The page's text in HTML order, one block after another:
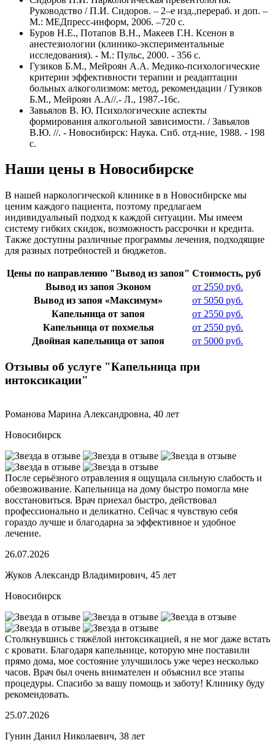
Руководство / П.И. Сидоров. – 2–е изд.,перераб. и доп. –
М.: МЕДпресс-информ, 2006. –720 с.
Буров Н.Е., Потапов В.Н., Макеев Г.Н. Ксенон в
анестезиологии (клинико-экспериментальные
исследования). - М.: Пульс, 2000. - 356 с.
Гузиков Б.М., Мейроян А.А. Медико-психологические
критерии эффективности терапии и реадаптации
больных алкоголизмом: метод, рекомендации / Гузиков
Б.М., Мейроян А.А//.- Л., 1987.-16с.
Завьялов В. Ю. Психологические аспекты
формирования алкогольной зависимости. / Завьялов
В.Ю. //. - Новосибирск: Наука. Сиб. отд-ние, 1988. - 198
с.
Наши цены в Новосибирске
В нашей наркологической клинике в в Новосибирске мы
ценим каждого пациента, поэтому предлагаем
индивидуальный подход к каждой ситуации. Мы имеем
систему гибких скидок, возможность рассрочки и кредита.
Также доступны различные программы лечения, подходящие
для разных потребностей и бюджетов.
Цены по направлению "Вывод из запоя" Стоимость, руб
Вывод из запоя Эконом
от 2550 руб.
Вывод из запоя «Максимум»
от 5050 руб.
Капельница от запоя
от 2550 руб.
Капельница от похмелья
от 2550 руб.
Двойная капельница от запоя
от 5000 руб.
Отзывы об услуге "Капельница при
интоксикации"
Романова Марина Александровна, 40 лет
Новосибирск
После серьёзного отравления я ощущала сильную слабость и
обезвоживание. Капельница на дому быстро помогла мне
восстановиться. Врач приехал быстро, действовал
профессионально и деликатно. Сейчас я чувствую себя
гораздо лучше и благодарна за эффективное и удобное
лечение.
26.07.2026
Жуков Александр Владимирович, 45 лет
Новосибирск
Столкнувшись с тяжёлой интоксикацией, я не мог даже встать
с кровати. Благодаря капельнице, которую мне поставили
прямо дома, мое состояние улучшилось уже через несколько
часов. Врач был очень внимателен и объяснил все этапы
процедуры. Спасибо за вашу помощь и заботу! Клинику буду
рекомендовать.
25.07.2026
Гунин Данил Николаевич, 38 лет